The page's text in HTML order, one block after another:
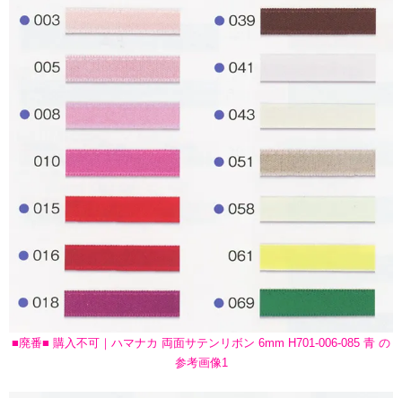
■廃番■ 購入不可｜ハマナカ 両面サテンリボン 6mm H701-006-085 青 の
参考画像1